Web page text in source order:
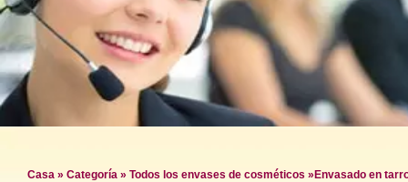
Casa » Categoría » Todos los envases de cosméticos » Envasado en